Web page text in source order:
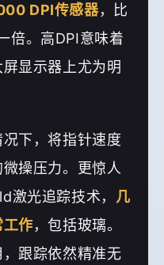
DPI传感器，比
倍。高DPI意味着
显示器上尤为明
下，将指针速度
操压力。更惊人
激光追踪技术， 几
作，包括玻璃。
跟踪依然精准无